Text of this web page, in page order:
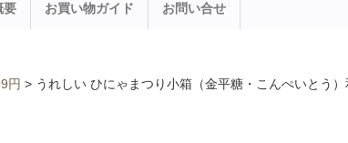
要 お買い物ガイド お問い合せ
円 > うれしい ひにゃまつり小箱（金平糖・こんぺいとう